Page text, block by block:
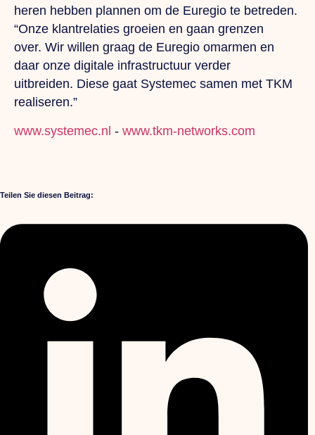
heren hebben plannen om de Euregio te betreden.
“Onze klantrelaties groeien en gaan grenzen
over. Wir willen graag de Euregio omarmen en
daar onze digitale infrastructuur verder
uitbreiden. Diese gaat Systemec samen met TKM
realiseren.”
www.systemec.nl - www.tkm-networks.com
Teilen Sie diesen Beitrag: